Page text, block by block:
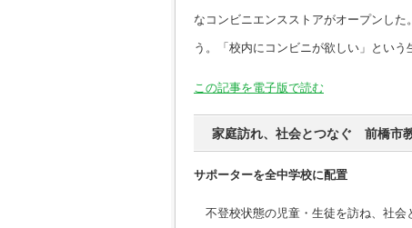
なコンビニエンスストアがオープンし
う。「校内にコンビニが欲しい」という
この記事を電子版で読む
家庭訪れ、社会とつなぐ 前橋市
サポーターを全中学校に配置
不登校状態の児童・生徒を訪ね、社会